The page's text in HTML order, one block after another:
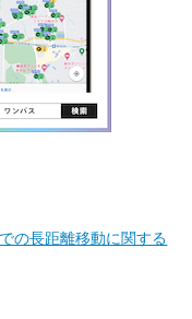
の長距離移動に関する